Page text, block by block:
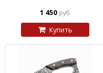
1 450 руб.
Купить